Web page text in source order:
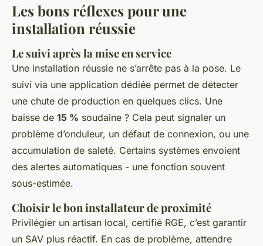
Les bons réflexes pour une
installation réussie
Le suivi après la mise en service
Une installation réussie ne s’arrête pas à la pose. Le
suivi via une application dédiée permet de détecter
une chute de production en quelques clics. Une
baisse de 15 % soudaine ? Cela peut signaler un
problème d’onduleur, un défaut de connexion, ou une
accumulation de saleté. Certains systèmes envoient
des alertes automatiques - une fonction souvent
sous-estimée.
Choisir le bon installateur de proximité
Privilégier un artisan local, certifié RGE, c’est garantir
un SAV plus réactif. En cas de problème, attendre